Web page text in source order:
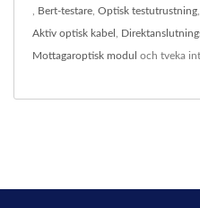
Bert-testare Optisk testutrustning
Aktiv optisk kabel
Mottagaroptisk modul och tveka